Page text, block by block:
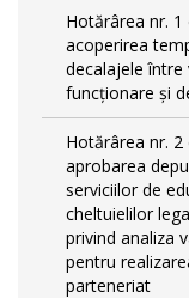
Hotărârea nr. 1
acoperirea
decalajele între
funcționare și
Hotărârea nr. 2
aprobarea
serviciilor de
cheltuielilor
privind analiza
pentru
parteneriat